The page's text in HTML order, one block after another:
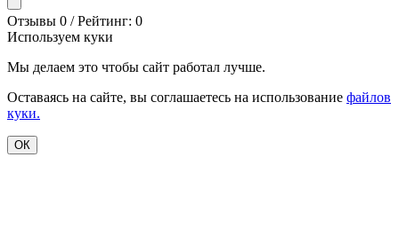
Отзывы 0 / Рейтинг: 0
Используем куки
Мы делаем это чтобы сайт работал лучше.
Оставаясь на сайте, вы соглашаетесь на использование файлов
куки.
ОК